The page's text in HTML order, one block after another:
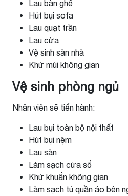
Lau bàn ghế
Hút bụi sofa
Lau quạt trần
Lau cửa
Vệ sinh sàn nhà
Khử mùi không gian
Vệ sinh phòng ngủ
Nhân viên sẽ tiến hành:
Lau bụi toàn bộ nội thất
Hút bụi nệm
Lau sàn
Làm sạch cửa sổ
Khử khuẩn không gian
Làm sạch tủ quần áo bên